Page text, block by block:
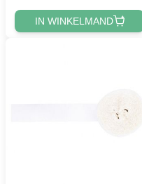
IN WINKELMAND